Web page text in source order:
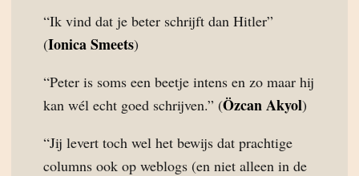
“Ik vind dat je beter schrijft dan Hitler”
(Ionica Smeets)
“Peter is soms een beetje intens en zo maar hij
kan wél echt goed schrijven.” (Özcan Akyol)
“Jij levert toch wel het bewijs dat prachtige
columns ook op weblogs (en niet alleen in de